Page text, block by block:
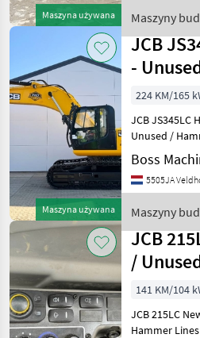
Maszyna używana
NOT FOR
Maszyny
JCB
Maszyna używana
JCB
-
224 KM/165
JCB JS345LC
Unused /
Year: 2026
number:
Type JS345LC
Available at
Boss
5505JA
Maszyny
JCB
JCB
/
141 KM/104
JCB 215LC
Hammer